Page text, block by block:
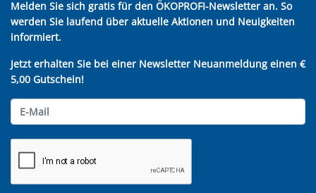
Melden Sie sich gratis für den ÖKOPROFI-Newsletter an. So
werden Sie laufend über aktuelle Aktionen und Neuigkeiten
informiert.
Jetzt erhalten Sie bei einer Newsletter Neuanmeldung einen €
5,00 Gutschein!